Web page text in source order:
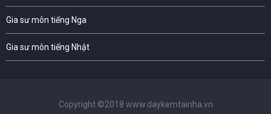
Gia sư môn tiếng Nga
Gia sư môn tiếng Nhật
Copyright ©2018 www.daykemtainha.vn